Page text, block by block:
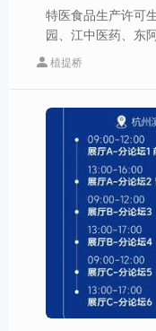
特医食品生产许可
园、江中医药、东
财报
植提桥